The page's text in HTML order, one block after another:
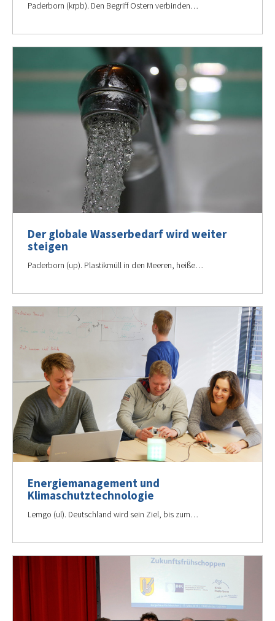
Paderborn (krpb). Den Begriff Ostern verbinden…
Der globale Wasserbedarf wird weiter
steigen
Paderborn (up). Plastikmüll in den Meeren, heiße…
Energiemanagement und
Klimaschutztechnologie
Lemgo (ul). Deutschland wird sein Ziel, bis zum…